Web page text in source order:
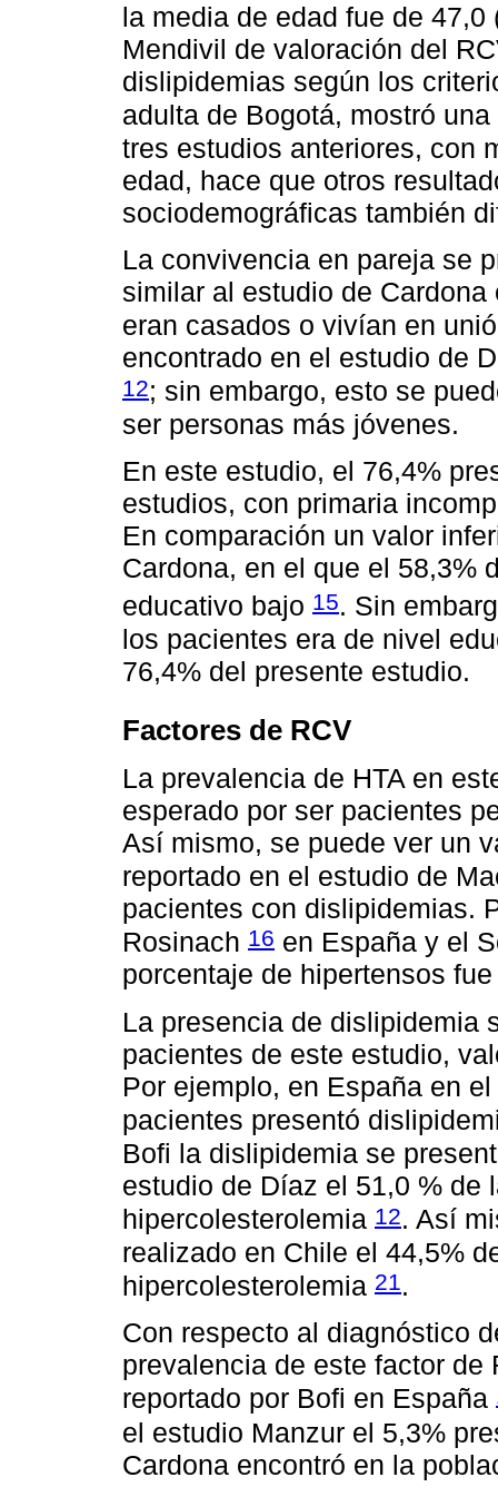
la media de edad fue de 47,0
Mendivil de valoración del
dislipidemias según los
adulta de Bogotá, mostró
tres estudios anteriores, con
edad, hace que otros
sociodemográficas también
La convivencia en pareja se
similar al estudio de
eran casados o vivían en
encontrado en el estudio de
12; sin embargo, esto se
ser personas más jóvenes.
En este estudio, el 76,4%
estudios, con primaria
En comparación un valor
Cardona, en el que el 58,3%
educativo bajo 15. Sin
los pacientes era de nivel
76,4% del presente estudio.
Factores de RCV
La prevalencia de HTA en
esperado por ser pacientes
Así mismo, se puede ver un
reportado en el estudio de
pacientes con dislipidemias.
Rosinach 16 en España y el
porcentaje de hipertensos
La presencia de dislipidemia
pacientes de este estudio,
Por ejemplo, en España en
pacientes presentó
Bofi la dislipidemia se
estudio de Díaz el 51,0 % de
hipercolesterolemia 12. Así
realizado en Chile el 44,5%
hipercolesterolemia 21.
Con respecto al diagnóstico
prevalencia de este factor
reportado por Bofi en España
el estudio Manzur el 5,3%
Cardona encontró en la